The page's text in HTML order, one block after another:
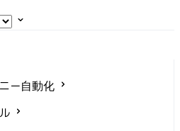
ー自動化